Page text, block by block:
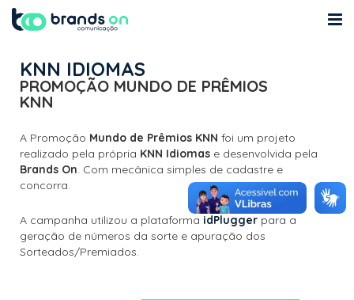
Cases
Blog
KNN IDIOMAS
PROMOÇÃO MUNDO DE PRÊMIOS
KNN
A Promoção Mundo de Prêmios KNN foi um projeto
realizado pela própria KNN Idiomas e desenvolvida pela
Brands On. Com mecânica simples de cadastre e
concorra.
A campanha utilizou a plataforma idPlugger para a
geração de números da sorte e apuração dos
Sorteados/Premiados.